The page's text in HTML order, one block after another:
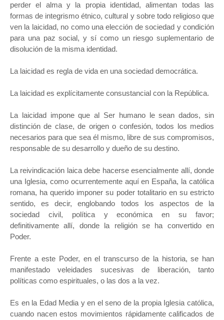
perder el alma y la propia identidad, alimentan todas las
formas de integrismo étnico, cultural y sobre todo religioso que
ven la laicidad, no como una elección de sociedad y condición
para una paz social, y sí como un riesgo suplementario de
disolución de la misma identidad.
La laicidad es regla de vida en una sociedad democrática.
La laicidad es explícitamente consustancial con la República.
La laicidad impone que al Ser humano le sean dados, sin
distinción de clase, de origen o confesión, todos los medios
necesarios para que sea él mismo, libre de sus compromisos,
responsable de su desarrollo y dueño de su destino.
La reivindicación laica debe hacerse esencialmente allí, donde
una Iglesia, como ocurrentemente aquí en España, la católica
romana, ha querido imponer su poder totalitario en su estricto
sentido, es decir, englobando todos los aspectos de la
sociedad civil, política y económica en su favor;
definitivamente allí, donde la religión se ha convertido en
Poder.
Frente a este Poder, en el transcurso de la historia, se han
manifestado veleidades sucesivas de liberación, tanto
políticas como espirituales, o las dos a la vez.
Es en la Edad Media y en el seno de la propia Iglesia católica,
cuando nacen estos movimientos rápidamente calificados de